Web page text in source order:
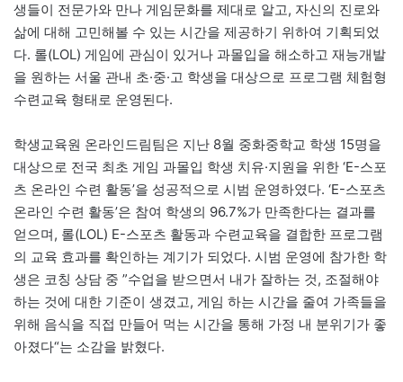
생들이 전문가와 만나 게임문화를 제대로 알고, 자신의 진로와
삶에 대해 고민해볼 수 있는 시간을 제공하기 위하여 기획되었
다. 롤(LOL) 게임에 관심이 있거나 과몰입을 해소하고 재능개발
을 원하는 서울 관내 초·중·고 학생을 대상으로 프로그램 체험형
수련교육 형태로 운영된다.
학생교육원 온라인드림팀은 지난 8월 중화중학교 학생 15명을
대상으로 전국 최초 게임 과몰입 학생 치유·지원을 위한 ‘E-스포
츠 온라인 수련 활동’을 성공적으로 시범 운영하였다. ‘E-스포츠
온라인 수련 활동’은 참여 학생의 96.7%가 만족한다는 결과를
얻으며, 롤(LOL) E-스포츠 활동과 수련교육을 결합한 프로그램
의 교육 효과를 확인하는 계기가 되었다. 시범 운영에 참가한 학
생은 코칭 상담 중 ”수업을 받으면서 내가 잘하는 것, 조절해야
하는 것에 대한 기준이 생겼고, 게임 하는 시간을 줄여 가족들을
위해 음식을 직접 만들어 먹는 시간을 통해 가정 내 분위기가 좋
아졌다“는 소감을 밝혔다.